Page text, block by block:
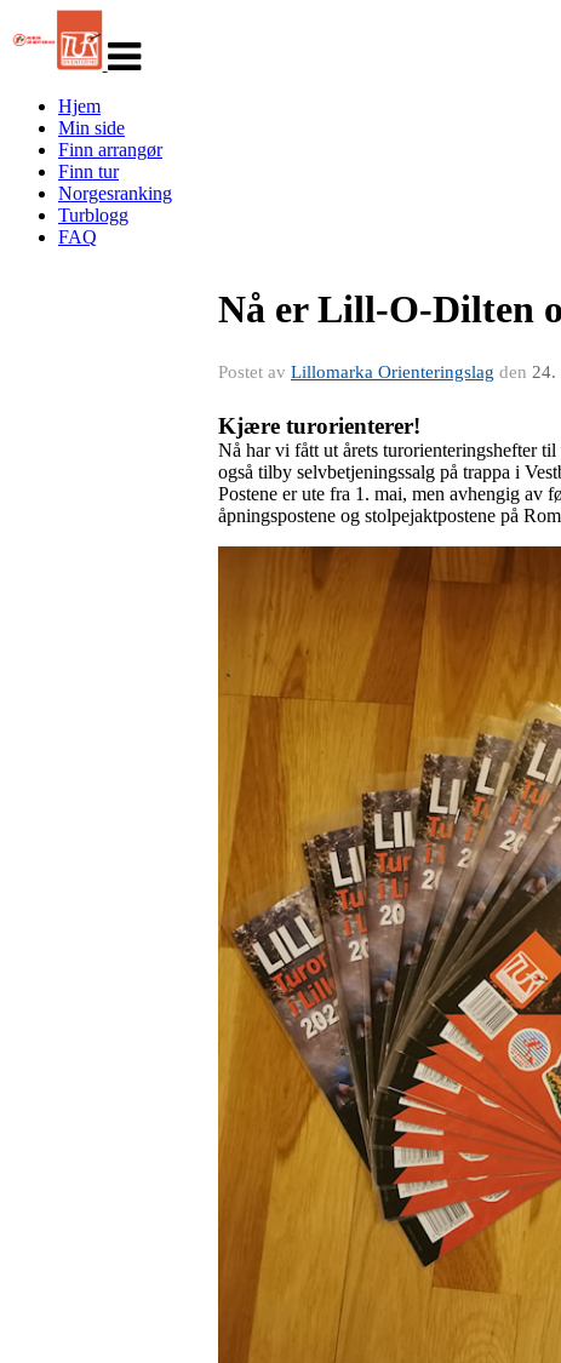
navigasjon
Hjem
Min side
Finn arrangør
Finn tur
Norgesranking
Turblogg
FAQ
Nå er Lill-O-Dilten
Postet av Lillomarka Orienteringslag den 24.
Kjære turorienterer!
Nå har vi fått ut årets turorienteringshefter
også tilby selvbetjeningssalg på trappa i
Postene er ute fra 1. mai, men avhengig av
åpningspostene og stolpejaktpostene på